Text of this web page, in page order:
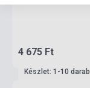
4 675 Ft
Készlet: 1-10 darab